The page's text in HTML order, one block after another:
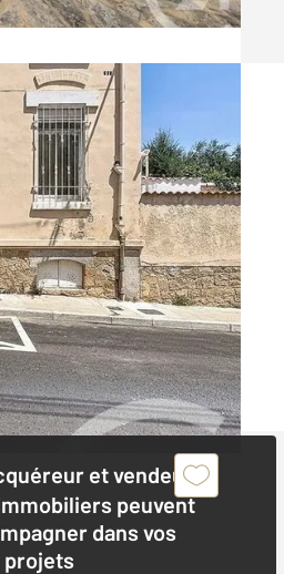
et vendeur,
peuvent
dans vos
projets